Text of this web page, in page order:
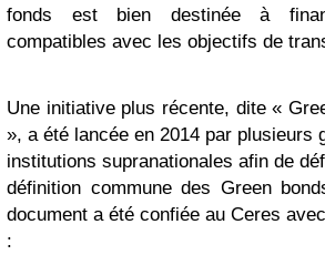
fonds est bien destinée à
compatibles avec les objectifs de
Une initiative plus récente, dite «
», a été lancée en 2014 par plusieurs
institutions supranationales afin de
définition commune des Green
document a été confiée au Ceres
: